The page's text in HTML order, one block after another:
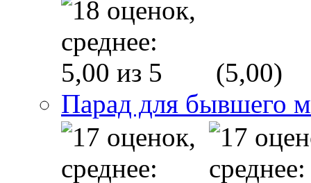
(5,00)
Парад для бывшего